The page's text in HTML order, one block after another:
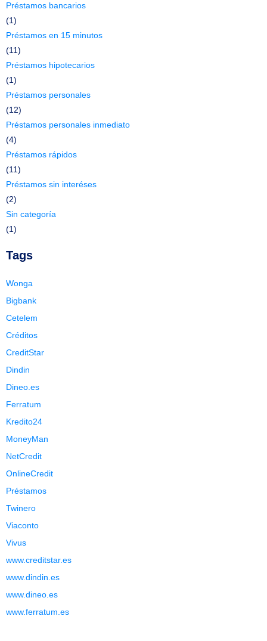
Préstamos bancarios
(1)
Préstamos en 15 minutos
(11)
Préstamos hipotecarios
(1)
Préstamos personales
(12)
Préstamos personales inmediato
(4)
Préstamos rápidos
(11)
Préstamos sin interéses
(2)
Sin categoría
(1)
Tags
Wonga
Bigbank
Cetelem
Créditos
CreditStar
Dindin
Dineo.es
Ferratum
Kredito24
MoneyMan
NetCredit
OnlineCredit
Préstamos
Twinero
Viaconto
Vivus
www.creditstar.es
www.dindin.es
www.dineo.es
www.ferratum.es